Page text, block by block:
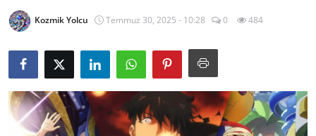
Testler
Kozmik Yolcu Temmuz 30, 2025 - 10:28 0 484